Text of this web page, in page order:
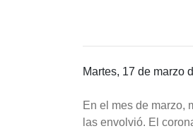
Martes, 17 de marzo
En el mes de marzo,
las envolvió. El